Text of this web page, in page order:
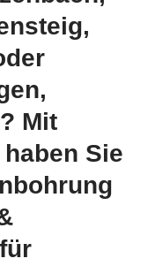
Mit
haben Sie